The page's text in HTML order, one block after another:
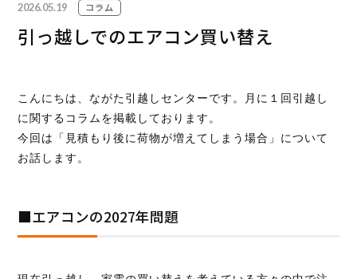
引越しの豆知識
2026.05.19 コラム
引っ越しでのエアコン買い替え
こんにちは、ながた引越しセンターです。月に１回引越し
に関するコラムを掲載しております。
今回は「見積もり後に荷物が増えてしまう場合」について
お話します。
■エアコンの2027年問題